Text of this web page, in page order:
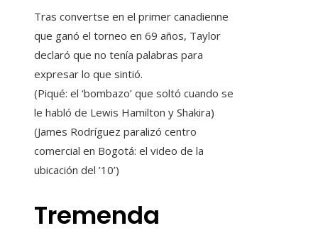
Tras convertse en el primer canadienne
que ganó el torneo en 69 años, Taylor
declaró que no tenía palabras para
expresar lo que sintió.
(Piqué: el ‘bombazo’ que soltó cuando se
le habló de Lewis Hamilton y Shakira)
(James Rodríguez paralizó centro
comercial en Bogotá: el video de la
ubicación del ’10’)
Tremenda